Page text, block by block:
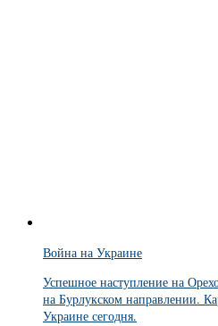
Война на Украине
Успешное наступление на
на Бурлукском направлении.
Украине сегодня.